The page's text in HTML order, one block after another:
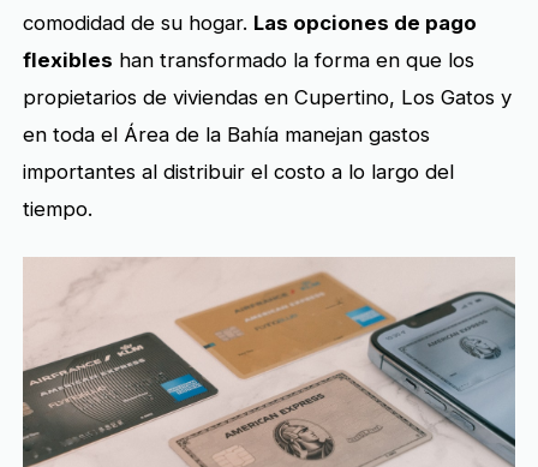
comodidad de su hogar. Las opciones de pago
flexibles han transformado la forma en que los
propietarios de viviendas en Cupertino, Los Gatos y
en toda el Área de la Bahía manejan gastos
importantes al distribuir el costo a lo largo del
tiempo.